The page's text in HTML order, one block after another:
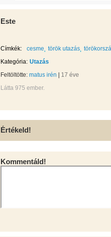
Este
Címkék: cesme török utazás
Kategória: Utazás
Feltöltötte: matus irén
17 éve
Látta 975 ember.
Értékeld!
Kommentáld!